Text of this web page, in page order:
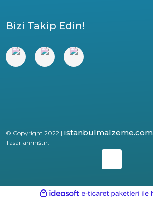
Bizi Takip Edin!
© Copyright 2022 | istanbulmalzeme.com
Tasarlanmıştır.
ideasoft
e-